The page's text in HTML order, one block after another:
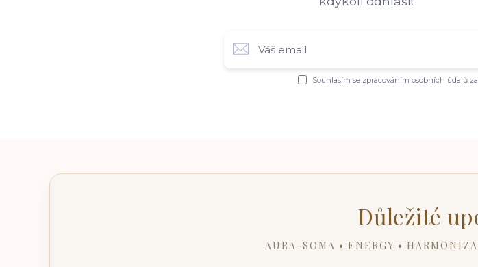
Souhlasím se zpracováním osobních údajůza
Důležité
AURA-SOMA • ENERGY •